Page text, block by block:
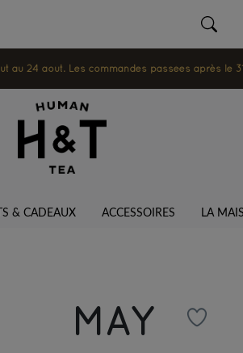
au 24 août. Les commandes passées après le
& CADEAUX ACCESSOIRES LA
MAY